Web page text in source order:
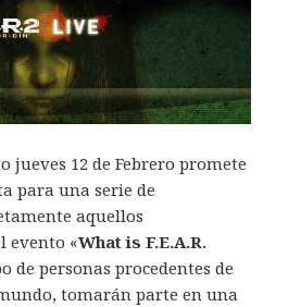
jueves 12 de Febrero promete
para una serie de
aquellos
evento «What is F.E.A.R.
de personas procedentes de
tomarán parte en una